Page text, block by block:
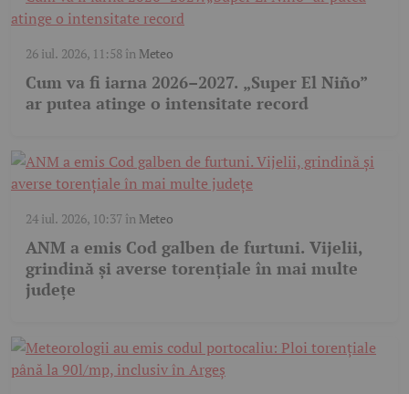
26 iul. 2026, 11:58în Meteo
Cum va fi iarna 2026–2027. „Super El Niño”
ar putea atinge o intensitate record
24 iul. 2026, 10:37în Meteo
ANM a emis Cod galben de furtuni. Vijelii,
grindină și averse torențiale în mai multe
județe